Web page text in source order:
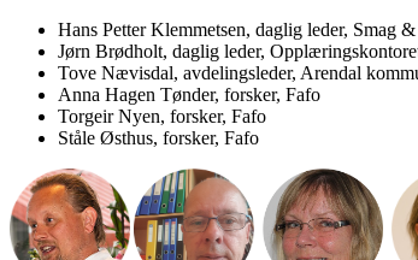
Hans Petter Klemmetsen, daglig leder, Smag
Jørn Brødholt, daglig leder,
Tove Nævisdal, avdelingsleder, Arendal
Anna Hagen Tønder, forsker, Fafo
Torgeir Nyen, forsker, Fafo
Ståle Østhus, forsker, Fafo